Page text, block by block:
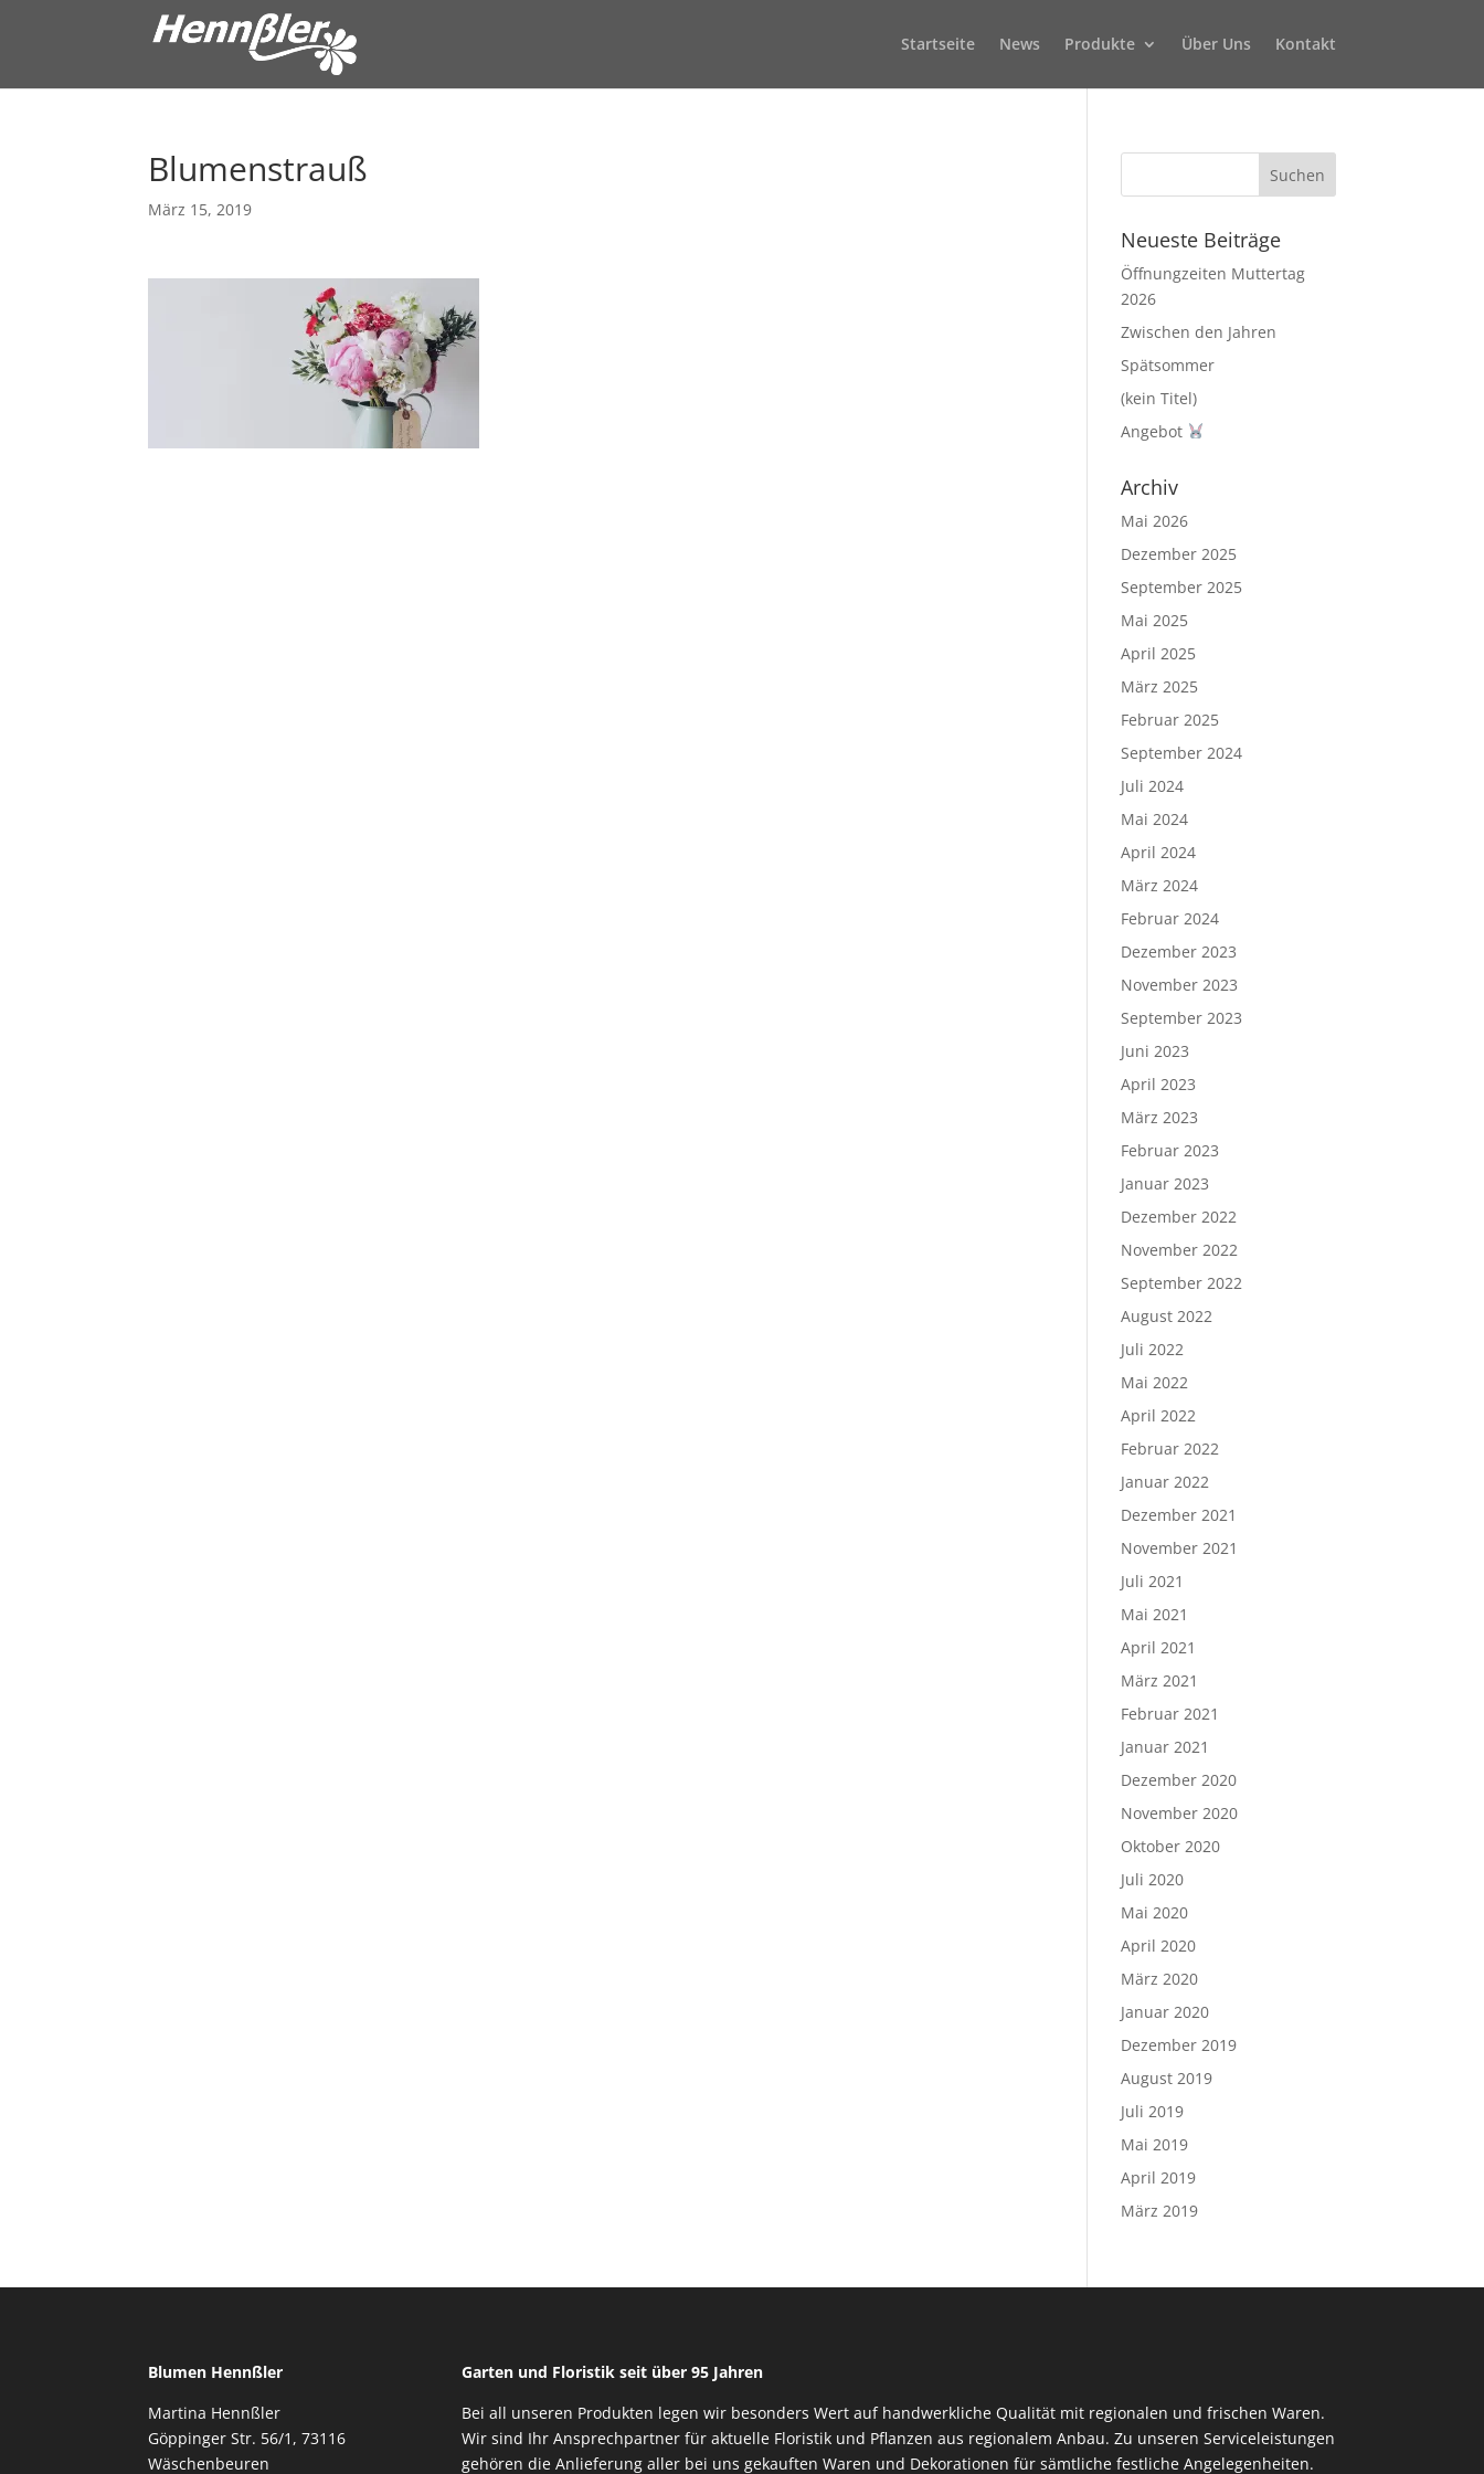
Startseite News Produkte Über Uns Kontakt
Blumenstrauß
März 15, 2019
Neueste Beiträge
Öffnungzeiten Muttertag
2026
Zwischen den Jahren
Spätsommer
(kein Titel)
Angebot
Archiv
Mai 2026
Dezember 2025
September 2025
Mai 2025
April 2025
März 2025
Februar 2025
September 2024
Juli 2024
Mai 2024
April 2024
März 2024
Februar 2024
Dezember 2023
November 2023
September 2023
Juni 2023
April 2023
März 2023
Februar 2023
Januar 2023
Dezember 2022
November 2022
September 2022
August 2022
Juli 2022
Mai 2022
April 2022
Februar 2022
Januar 2022
Dezember 2021
November 2021
Juli 2021
Mai 2021
April 2021
März 2021
Februar 2021
Januar 2021
Dezember 2020
November 2020
Oktober 2020
Juli 2020
Mai 2020
April 2020
März 2020
Januar 2020
Dezember 2019
August 2019
Juli 2019
Mai 2019
April 2019
März 2019
Blumen Hennßler
Martina Hennßler
Göppinger Str. 56/1, 73116
Wäschenbeuren
Garten und Floristik seit über 95 Jahren
Bei all unseren Produkten legen wir besonders Wert auf handwerkliche Qualität mit regionalen und frischen Waren.
Wir sind Ihr Ansprechpartner für aktuelle Floristik und Pflanzen aus regionalem Anbau. Zu unseren Serviceleistungen
gehören die Anlieferung aller bei uns gekauften Waren und Dekorationen für sämtliche festliche Angelegenheiten.